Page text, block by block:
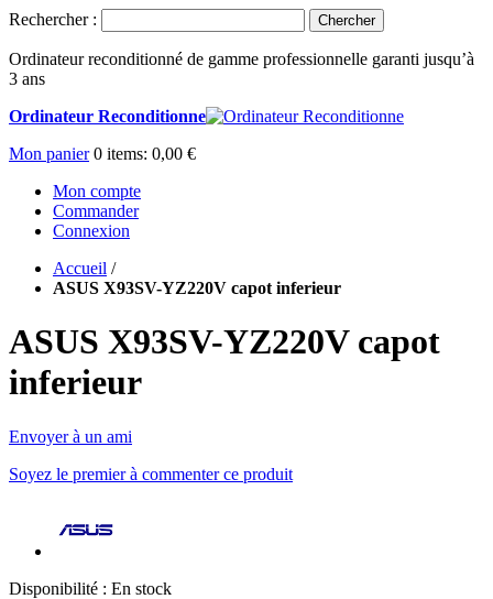
Rechercher : Chercher
Ordinateur reconditionné de gamme professionnelle garanti jusqu’à
3 ans
Ordinateur Reconditionne
Mon panier 0 items: 0,00 €
Mon compte
Commander
Connexion
Accueil /
ASUS X93SV-YZ220V capot inferieur
ASUS X93SV-YZ220V capot
inferieur
Envoyer à un ami
Soyez le premier à commenter ce produit
Disponibilité : En stock